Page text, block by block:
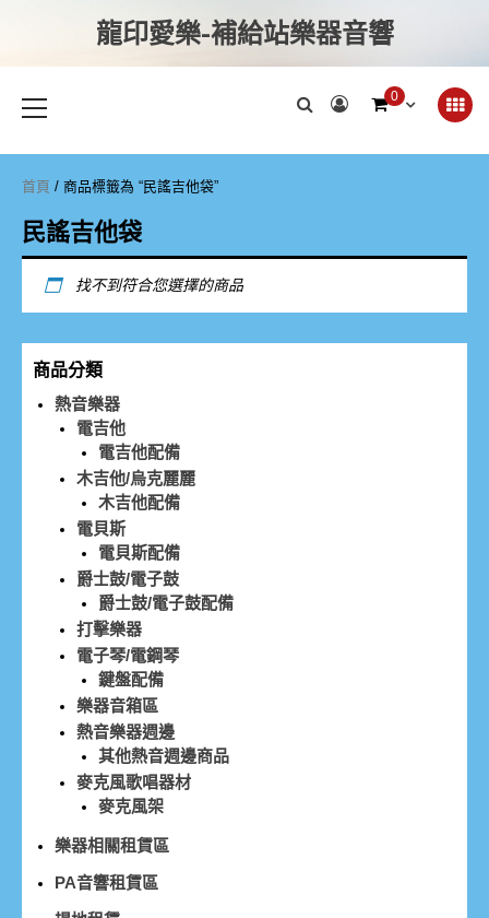
龍印愛樂-補給站樂器音響
0
首頁 / 商品標籤為 “民謠吉他袋”
民謠吉他袋
找不到符合您選擇的商品
商品分類
熱音樂器
電吉他
電吉他配備
木吉他/烏克麗麗
木吉他配備
電貝斯
電貝斯配備
爵士鼓/電子鼓
爵士鼓/電子鼓配備
打擊樂器
電子琴/電鋼琴
鍵盤配備
樂器音箱區
熱音樂器週邊
其他熱音週邊商品
麥克風歌唱器材
麥克風架
樂器相關租賃區
PA音響租賃區